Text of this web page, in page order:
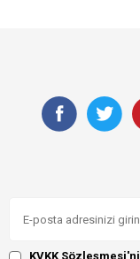
KVKK Sözleşmesi'ni